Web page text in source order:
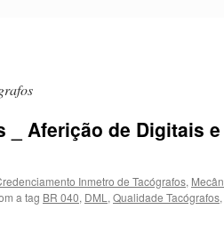
_ Aferição de Digitais
Inmetro de Tacógrafos,
a tag BR 040, DML , Qualidade Tacógrafos,